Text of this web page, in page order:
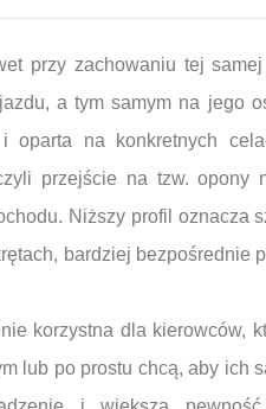
przy zachowaniu tej
a tym samym na jego
oparta na konkretnych
przejście na tzw. opony
Niższy profil oznacza
bardziej bezpośrednie
korzystna dla kierowców,
lub po prostu chcą, aby ich